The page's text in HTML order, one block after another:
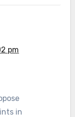
pm
in